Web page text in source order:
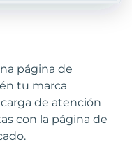
página de
tu marca
de atención
con la página de